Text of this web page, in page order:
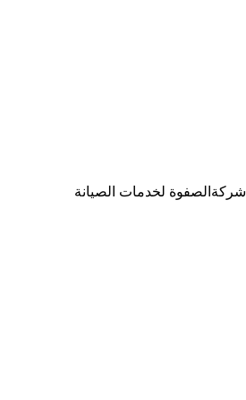
شركةالصفوة لخدمات الصيانة